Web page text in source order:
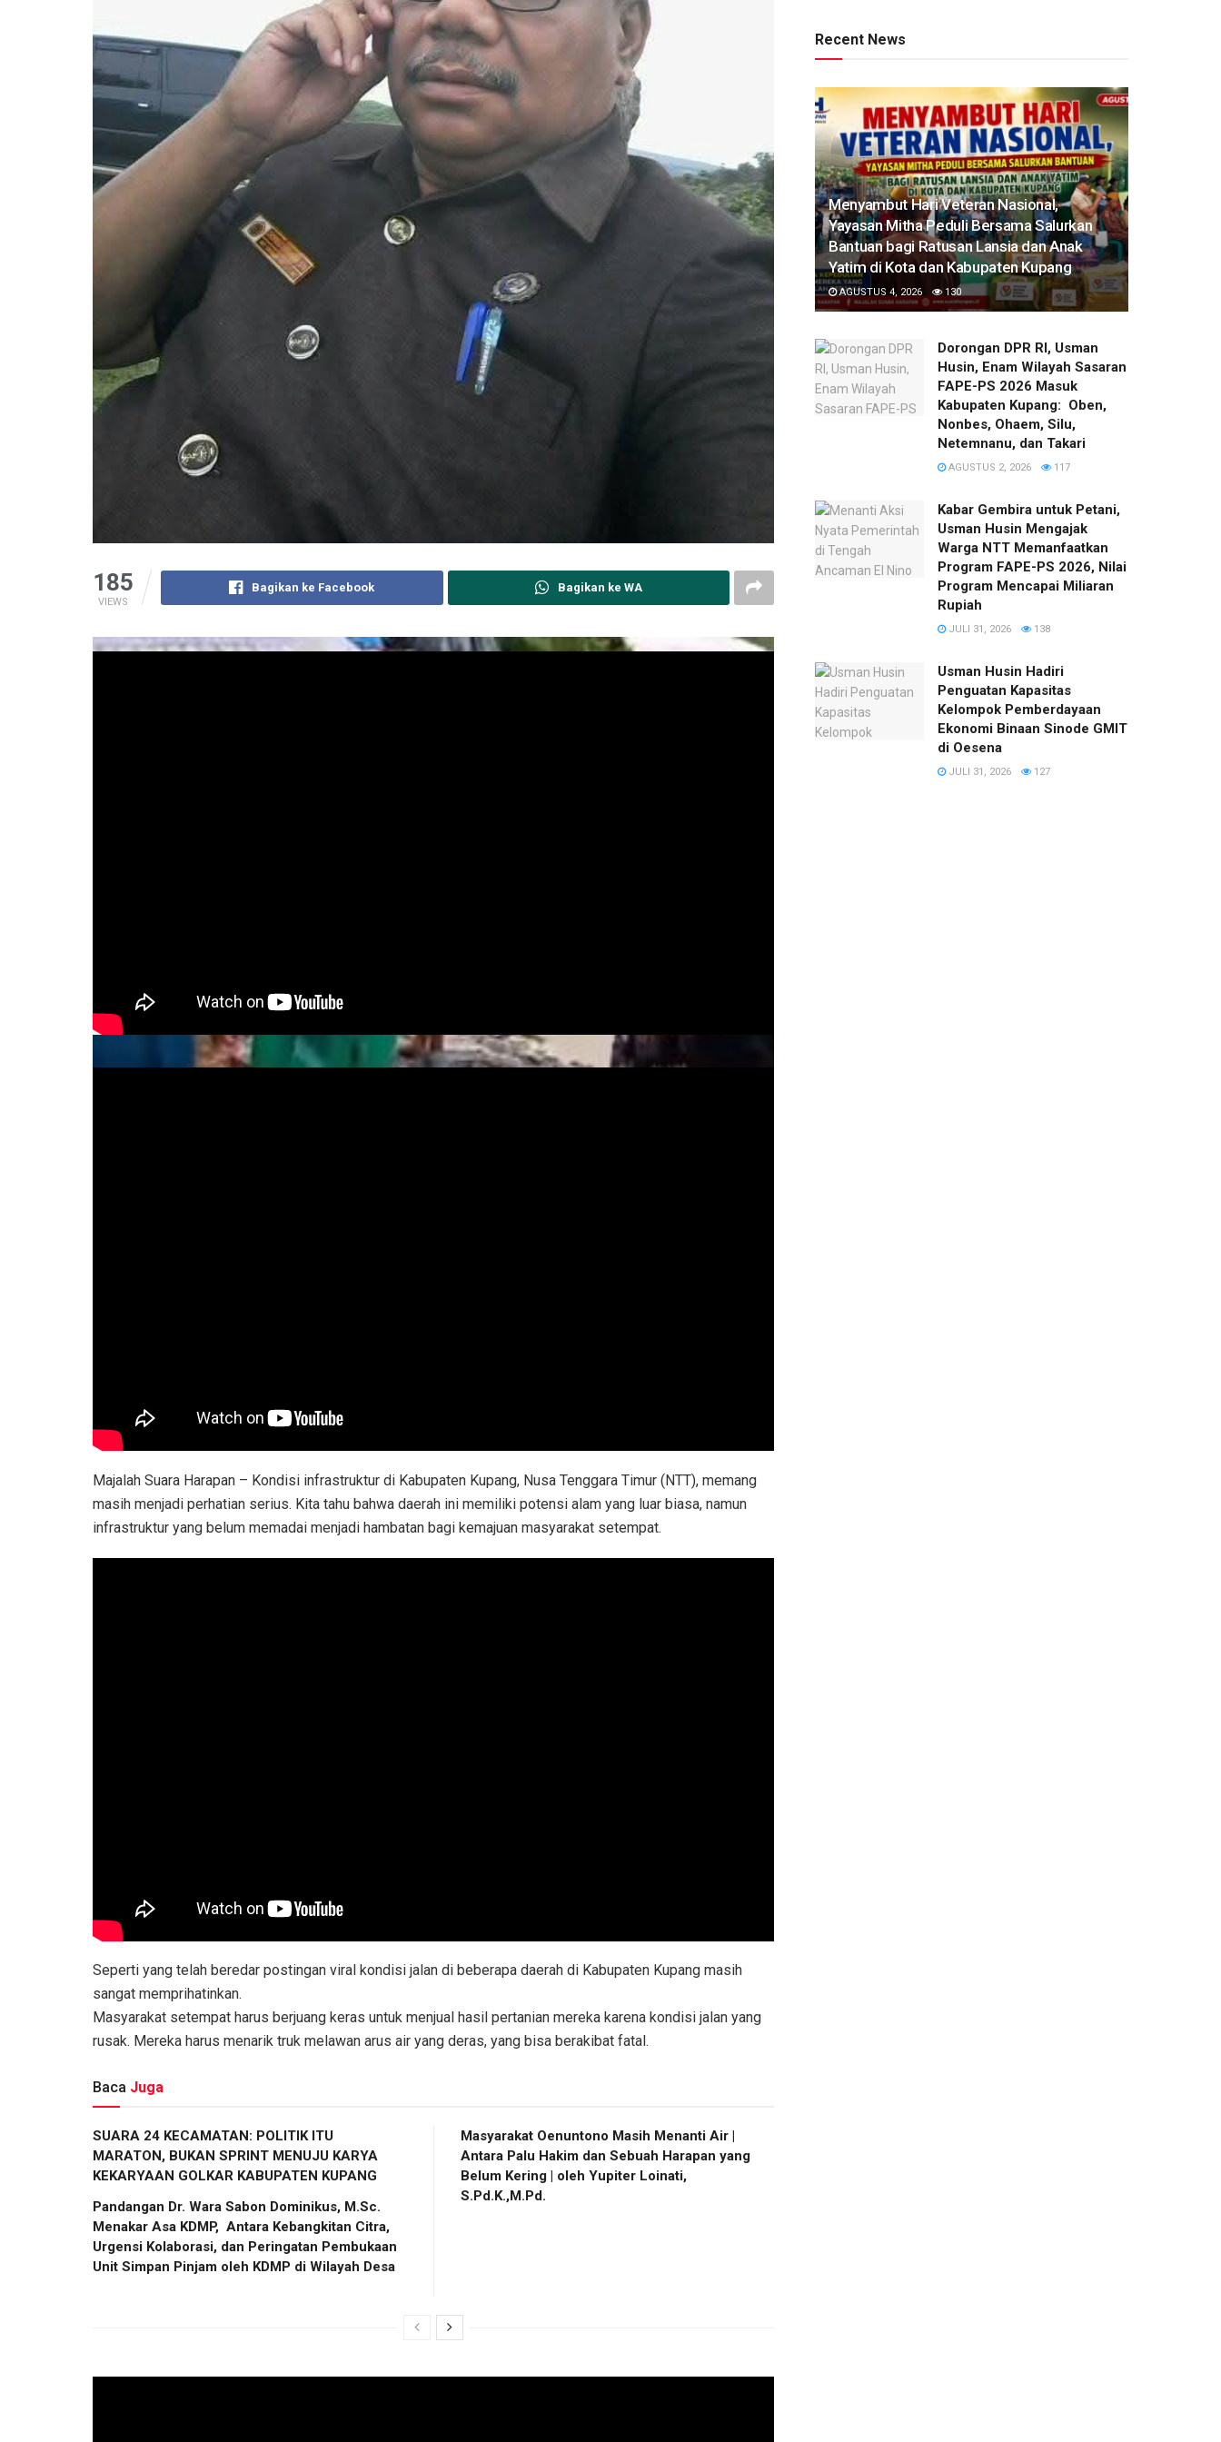
185
VIEWS
Bagikan ke Facebook Bagikan ke WA
Majalah Suara Harapan – Kondisi infrastruktur di Kabupaten Kupang, Nusa Tenggara Timur (NTT), memang
masih menjadi perhatian serius. Kita tahu bahwa daerah ini memiliki potensi alam yang luar biasa, namun
infrastruktur yang belum memadai menjadi hambatan bagi kemajuan masyarakat setempat.
Seperti yang telah beredar postingan viral kondisi jalan di beberapa daerah di Kabupaten Kupang masih
sangat memprihatinkan.
Masyarakat setempat harus berjuang keras untuk menjual hasil pertanian mereka karena kondisi jalan yang
rusak. Mereka harus menarik truk melawan arus air yang deras, yang bisa berakibat fatal.
Baca Juga
SUARA 24 KECAMATAN: POLITIK ITU
MARATON, BUKAN SPRINT MENUJU KARYA
KEKARYAAN GOLKAR KABUPATEN KUPANG
Pandangan Dr. Wara Sabon Dominikus, M.Sc. ​
Menakar Asa KDMP, Antara Kebangkitan Citra,
Urgensi Kolaborasi, dan Peringatan Pembukaan
Unit Simpan Pinjam oleh KDMP di Wilayah Desa​
Masyarakat Oenuntono Masih Menanti Air |
Antara Palu Hakim dan Sebuah Harapan yang
Belum Kering | oleh Yupiter Loinati,
S.Pd.K.,M.Pd.
Recent News
​Menyambut Hari Veteran Nasional,
Yayasan Mitha Peduli Bersama Salurkan
Bantuan bagi Ratusan Lansia dan Anak
Yatim di Kota dan Kabupaten Kupang
AGUSTUS 4, 2026 130
Dorongan DPR RI, Usman
Husin, Enam Wilayah Sasaran
FAPE-PS 2026 Masuk
Kabupaten Kupang: Oben,
Nonbes, Ohaem, Silu,
Netemnanu, dan Takari
AGUSTUS 2, 2026 117
Kabar Gembira untuk Petani,
Usman Husin Mengajak
Warga NTT Memanfaatkan
Program FAPE-PS 2026, Nilai
Program Mencapai Miliaran
Rupiah
JULI 31, 2026 138
​Usman Husin Hadiri
Penguatan Kapasitas
Kelompok Pemberdayaan
Ekonomi Binaan Sinode GMIT
di Oesena
JULI 31, 2026 127